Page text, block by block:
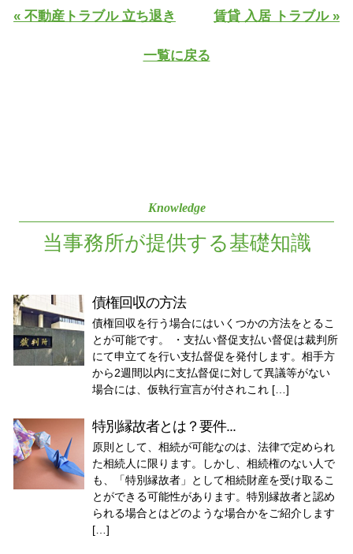
« 不動産トラブル 立ち退き 賃貸 入居 トラブル »
一覧に戻る
Knowledge
当事務所が提供する基礎知識
債権回収の方法
債権回収を行う場合にはいくつかの方法をとるこ
とが可能です。 ・支払い督促支払い督促は裁判所
にて申立てを行い支払督促を発付します。相手方
から2週間以内に支払督促に対して異議等がない
場合には、仮執行宣言が付されこれ […]
特別縁故者とは？要件...
原則として、相続が可能なのは、法律で定められ
た相続人に限ります。しかし、相続権のない人で
も、「特別縁故者」として相続財産を受け取るこ
とができる可能性があります。特別縁故者と認め
られる場合とはどのような場合かをご紹介します
[…]